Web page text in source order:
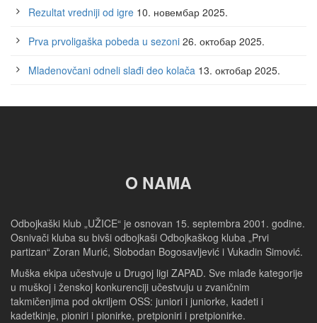
Rezultat vredniji od igre 10. новембар 2025.
Prva prvoligaška pobeda u sezoni 26. октобар 2025.
Mladenovčani odneli slađi deo kolača 13. октобар 2025.
O NAMA
Odbojkaški klub „UŽICE“ je osnovan 15. septembra 2001. godine.
Osnivači kluba su bivši odbojkaši Odbojkaškog kluba „Prvi
partizan“ Zoran Murić, Slobodan Bogosavljević i Vukadin Simović.
Muška ekipa učestvuje u Drugoj ligi ZAPAD. Sve mlađe kategorije
u muškoj i ženskoj konkurenciji učestvuju u zvaničnim
takmičenjima pod okriljem OSS: juniori i juniorke, kadeti i
kadetkinje, pioniri i pionirke, pretpioniri i pretpionirke.